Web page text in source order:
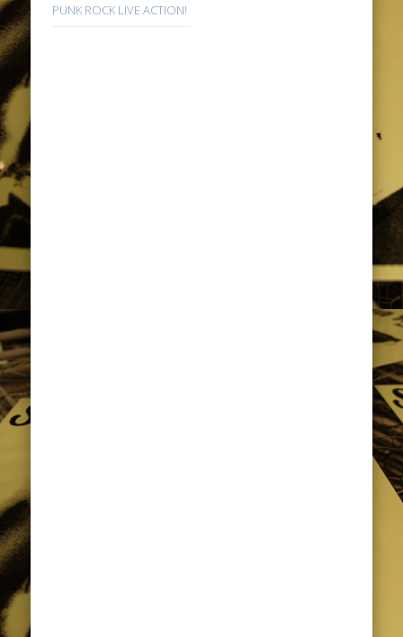
PUNK ROCK LIVE ACTION!